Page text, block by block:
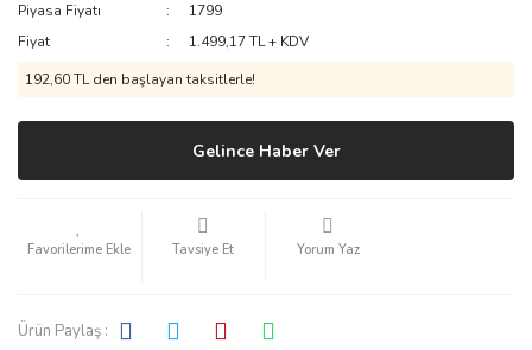
Piyasa Fiyatı
1799
Fiyat
1.499,17 TL + KDV
192,60 TL den başlayan taksitlerle!
Gelince Haber Ver
Tavsiye Et Yorum Yaz
Ürün Paylaş :